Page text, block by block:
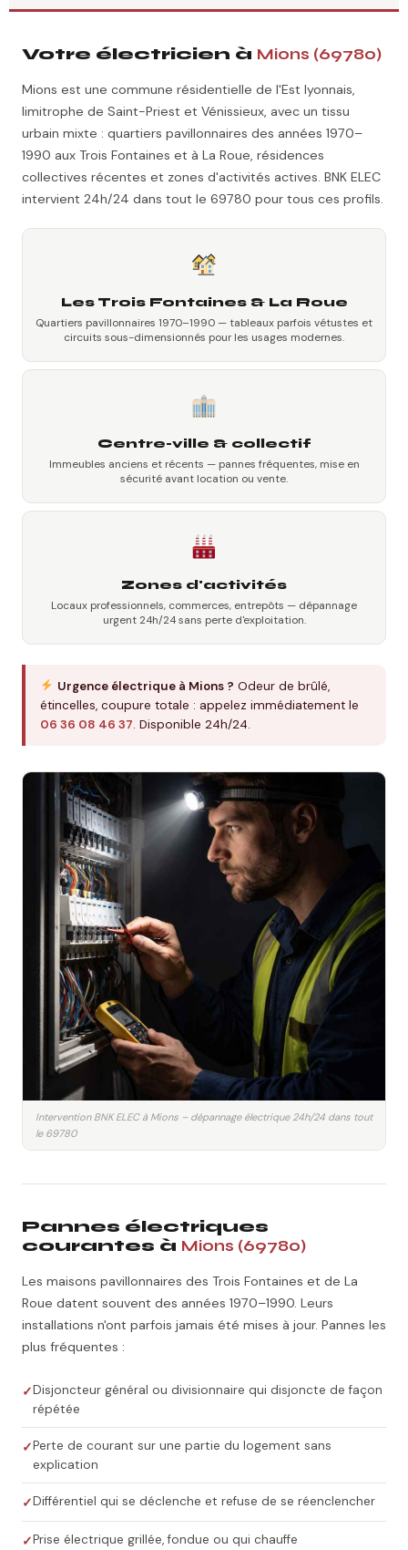
Votre électricien à Mions (69780)
Mions est une commune résidentielle de l'Est lyonnais,
limitrophe de Saint-Priest et Vénissieux, avec un tissu
urbain mixte : quartiers pavillonnaires des années 1970–
1990 aux Trois Fontaines et à La Roue, résidences
collectives récentes et zones d'activités actives. BNK ELEC
intervient 24h/24 dans tout le 69780 pour tous ces profils.
Les Trois Fontaines & La Roue
Quartiers pavillonnaires 1970–1990 — tableaux parfois vétustes et
circuits sous-dimensionnés pour les usages modernes.
Centre-ville & collectif
Immeubles anciens et récents — pannes fréquentes, mise en
sécurité avant location ou vente.
Zones d'activités
Locaux professionnels, commerces, entrepôts — dépannage
urgent 24h/24 sans perte d'exploitation.
Urgence électrique à Mions ? Odeur de brûlé,
étincelles, coupure totale : appelez immédiatement le
06 36 08 46 37. Disponible 24h/24.
Intervention BNK ELEC à Mions – dépannage électrique 24h/24 dans tout
le 69780
Pannes électriques
courantes à Mions (69780)
Les maisons pavillonnaires des Trois Fontaines et de La
Roue datent souvent des années 1970–1990. Leurs
installations n'ont parfois jamais été mises à jour. Pannes les
plus fréquentes :
Disjoncteur général ou divisionnaire qui disjoncte de façon
répétée
Perte de courant sur une partie du logement sans
explication
Différentiel qui se déclenche et refuse de se réenclencher
Prise électrique grillée, fondue ou qui chauffe